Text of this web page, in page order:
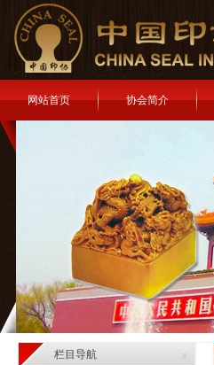
网站首页 协会简介
栏目导航